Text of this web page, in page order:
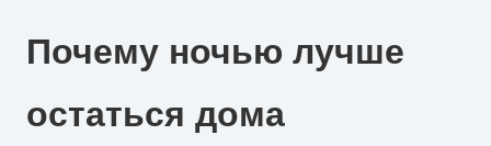
Почему ночью лучше
остаться дома